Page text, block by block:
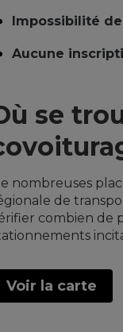
Impossibilité
Aucune
se
nombreuses
de
combien de
Voir la carte